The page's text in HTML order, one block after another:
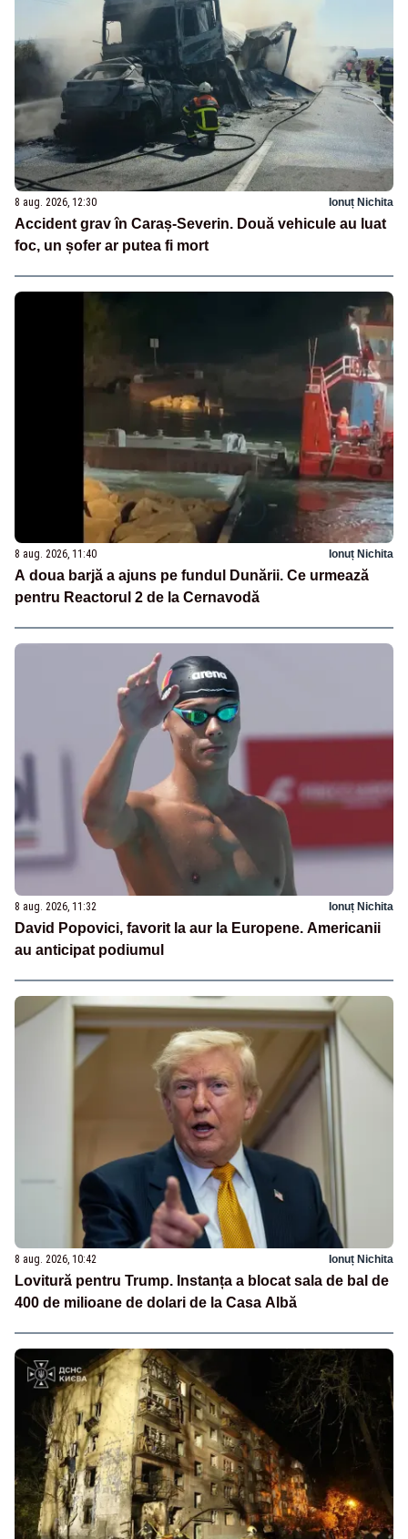
8 aug. 2026, 12:30 Ionuț Nichita
Accident grav în Caraș-Severin. Două vehicule au luat
foc, un șofer ar putea fi mort
8 aug. 2026, 11:40 Ionuț Nichita
A doua barjă a ajuns pe fundul Dunării. Ce urmează
pentru Reactorul 2 de la Cernavodă
8 aug. 2026, 11:32 Ionuț Nichita
David Popovici, favorit la aur la Europene. Americanii
au anticipat podiumul
8 aug. 2026, 10:42 Ionuț Nichita
Lovitură pentru Trump. Instanța a blocat sala de bal de
400 de milioane de dolari de la Casa Albă